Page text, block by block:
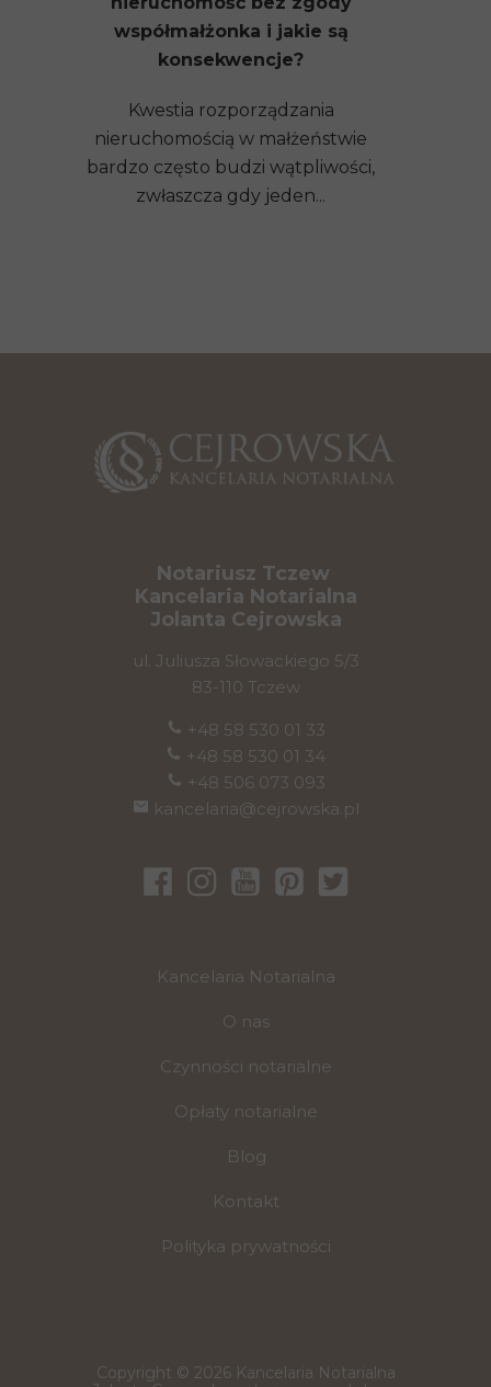
Notariusz Tczew
Kancelaria Notarialna
Jolanta Cejrowska
ul. Juliusza Słowackiego 5/3
83-110 Tczew
+48 58 530 01 33
+48 58 530 01 34
+48 506 073 093
kancelaria@cejrowska.pl
Kancelaria Notarialna
O nas
Czynności notarialne
Opłaty notarialne
Blog
Kontakt
Polityka prywatności
Copyright © 2026 Kancelaria Notarialna
współmałżonka i jakie są
konsekwencje?
Kwestia rozporządzania
nieruchomością w małżeństwie
bardzo często budzi wątpliwości,
zwłaszcza gdy jeden...